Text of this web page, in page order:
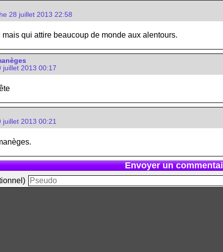
28 juillet 2013 22:58
mais qui attire beaucoup de monde aux alentours.
juillet 2013 00:17
juillet 2013 00:21
Envoyer un